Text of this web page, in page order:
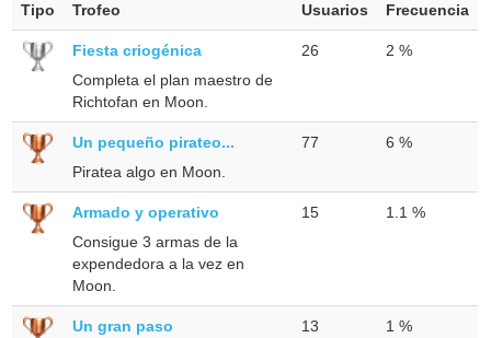
Tipo Trofeo Usuarios Frecuencia
Fiesta criogénica
Completa el plan maestro de
Richtofan en Moon.
26 2 %
Un pequeño pirateo...
Piratea algo en Moon.
77 6 %
Armado y operativo
Consigue 3 armas de la
expendedora a la vez en
Moon.
15 1.1 %
Un gran paso
13 1 %